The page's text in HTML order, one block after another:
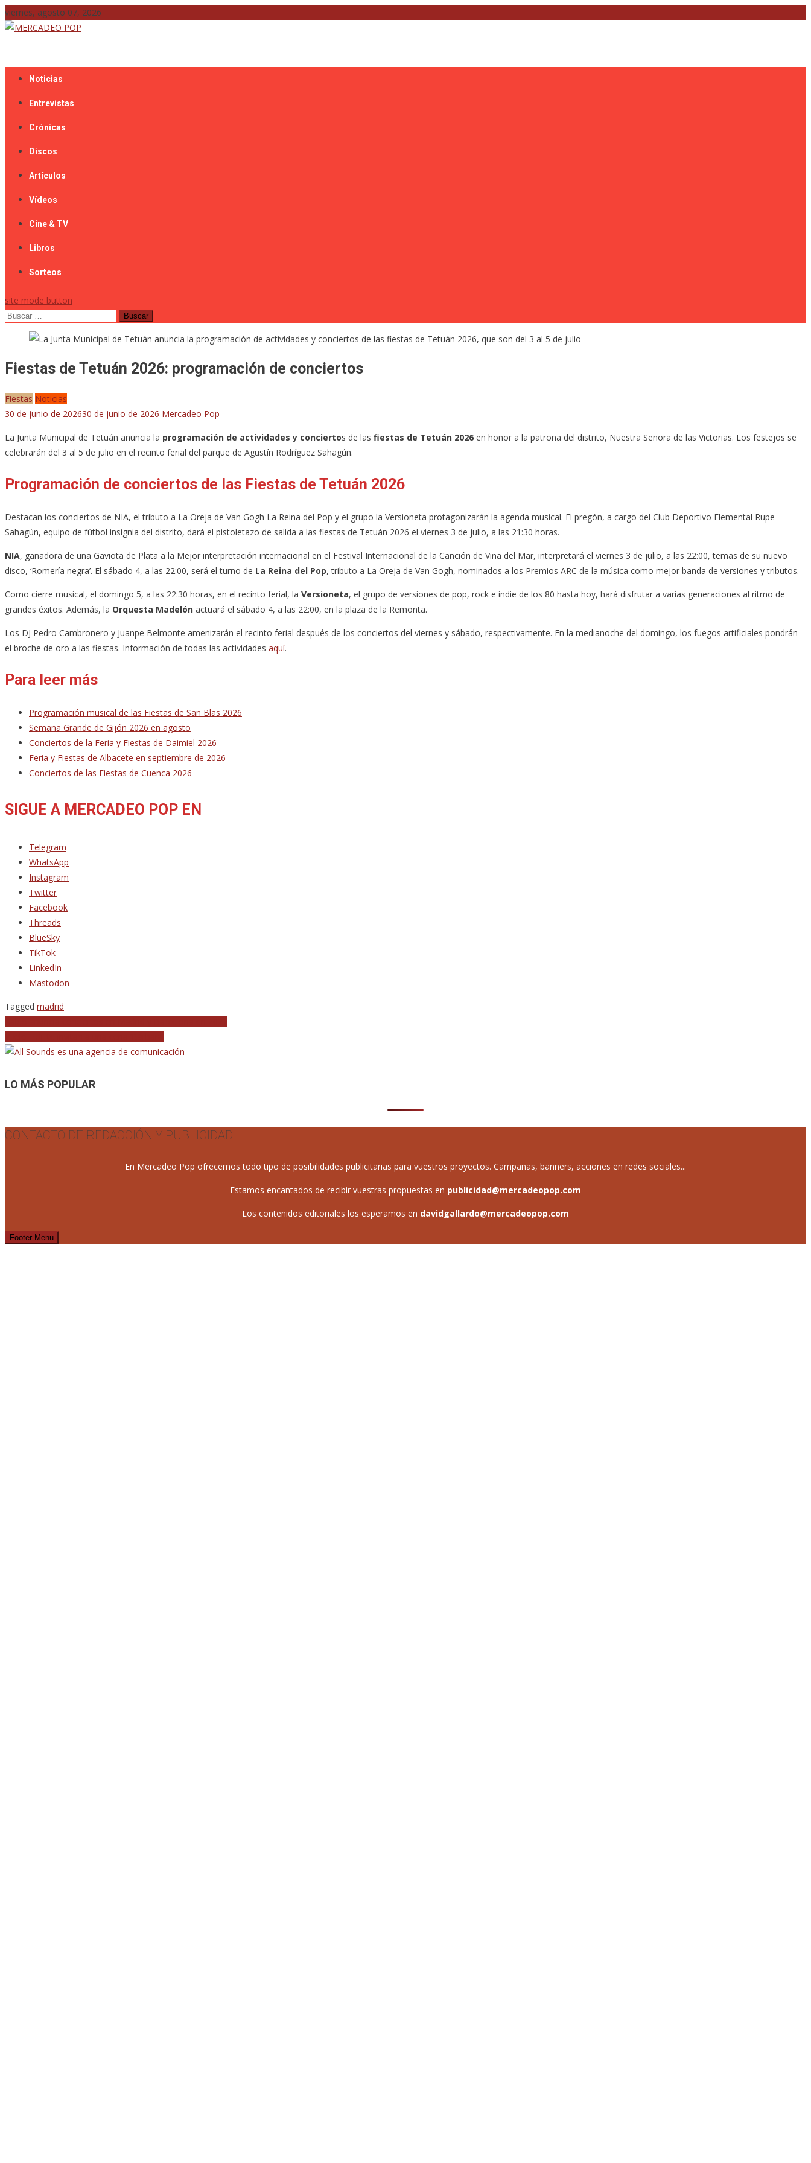
Skip
to
viernes, agosto 07, 2026
Noticias
Entrevistas
Crónicas
Discos
Artículos
Vídeos
Cine & TV
Libros
Sorteos
site mode button
Buscar:
Fiestas de Tetuán 2026: programación de conciertos
Fiestas Noticias
30 de junio de 202630 de junio de 2026 Mercadeo Pop
La Junta Municipal de Tetuán anuncia la programación de actividades y conciertos de las fiestas de Tetuán 2026 en honor a la patrona del distrito, Nuestra Señora de las Victorias. Los festejos se
celebrarán del 3 al 5 de julio en el recinto ferial del parque de Agustín Rodríguez Sahagún.
Programación de conciertos de las Fiestas de Tetuán 2026
Destacan los conciertos de NIA, el tributo a La Oreja de Van Gogh La Reina del Pop y el grupo la Versioneta protagonizarán la agenda musical. El pregón, a cargo del Club Deportivo Elemental Rupe
Sahagún, equipo de fútbol insignia del distrito, dará el pistoletazo de salida a las fiestas de Tetuán 2026 el viernes 3 de julio, a las 21:30 horas.
NIA, ganadora de una Gaviota de Plata a la Mejor interpretación internacional en el Festival Internacional de la Canción de Viña del Mar, interpretará el viernes 3 de julio, a las 22:00, temas de su nuevo
disco, ‘Romería negra’. El sábado 4, a las 22:00, será el turno de La Reina del Pop, tributo a La Oreja de Van Gogh, nominados a los Premios ARC de la música como mejor banda de versiones y tributos.
Como cierre musical, el domingo 5, a las 22:30 horas, en el recinto ferial, la Versioneta, el grupo de versiones de pop, rock e indie de los 80 hasta hoy, hará disfrutar a varias generaciones al ritmo de
grandes éxitos. Además, la Orquesta Madelón actuará el sábado 4, a las 22:00, en la plaza de la Remonta.
Los DJ Pedro Cambronero y Juanpe Belmonte amenizarán el recinto ferial después de los conciertos del viernes y sábado, respectivamente. En la medianoche del domingo, los fuegos artificiales pondrán
el broche de oro a las fiestas. Información de todas las actividades aquí.
Para leer más
Programación musical de las Fiestas de San Blas 2026
Semana Grande de Gijón 2026 en agosto
Conciertos de la Feria y Fiestas de Daimiel 2026
Feria y Fiestas de Albacete en septiembre de 2026
Conciertos de las Fiestas de Cuenca 2026
SIGUE A MERCADEO POP EN
Telegram
WhatsApp
Instagram
Twitter
Facebook
Threads
BlueSky
TikTok
LinkedIn
Mastodon
Tagged madrid
Navegación
de
entradas
LO MÁS POPULAR
CONTACTO DE REDACCIÓN Y PUBLICIDAD
En Mercadeo Pop ofrecemos todo tipo de posibilidades publicitarias para vuestros proyectos. Campañas, banners, acciones en redes sociales...
Estamos encantados de recibir vuestras propuestas en publicidad@mercadeopop.com
Los contenidos editoriales los esperamos en davidgallardo@mercadeopop.com
Footer Menu